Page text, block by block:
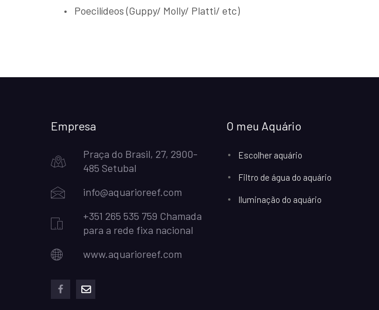
Poecilídeos (Guppy/ Molly/ Platti/ etc)
Empresa
Praça do Brasil, 27, 2900-
485 Setubal
info@aquarioreef.com
+351 265 535 759 Chamada
para a rede fixa nacional
www.aquarioreef.com
O meu Aquário
Escolher aquário
Filtro de água do aquário
Iluminação do aquário